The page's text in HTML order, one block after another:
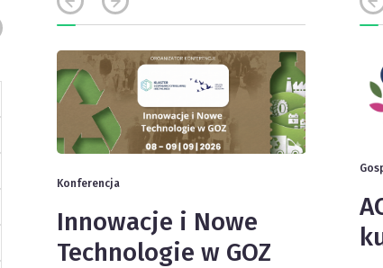
Konferencja
Innowacje i Nowe
Technologie w GOZ